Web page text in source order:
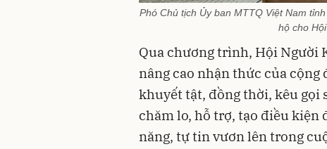
Phó Chủ tịch Ủy ban MTTQ Việt Nam
hộ cho
Qua chương trình, Hội Người
nâng cao nhận thức của cộng
khuyết tật, đồng thời, kêu gọi
chăm lo, hỗ trợ, tạo điều kiện
năng, tự tin vươn lên trong